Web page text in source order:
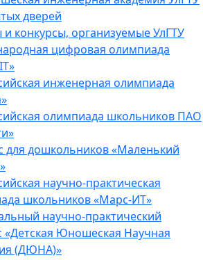
дверей
конкурсы, организуемые УлГТУ
цифровая олимпиада
инженерная олимпиада
олимпиада школьников ПАО
для дошкольников «Маленький
научно-практическая
школьников «Марс-ИТ»
научно-практический
«Детская Юношеская Научная
(ДЮНА)»